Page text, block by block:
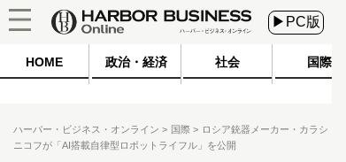
▶PC版
HOME 政治・経済 社会 国際
ハーバー・ビジネス・オンライン 国際
ロシア銃器メーカー・カラシ
ニコフが「AI搭載自律型ロボットライフル」を公開